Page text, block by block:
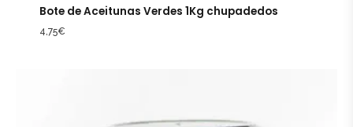
Bote de Aceitunas Verdes 1Kg chupadedos
4,75€